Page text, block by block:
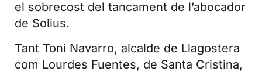
el sobrecost del tancament de l’abocador
de Solius.
Tant Toni Navarro, alcalde de Llagostera
com Lourdes Fuentes, de Santa Cristina,